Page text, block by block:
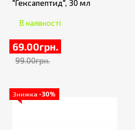
"Гексапептид", 30 мл
В наявності
69.00грн.
99.00грн.
Знижка -30%